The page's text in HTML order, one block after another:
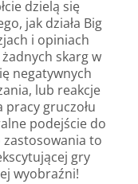
dzielą się
jak działa Big
i opiniach
skarg w
negatywnych
lub reakcje
gruczołu
podejście do
zastosowania to
gry
wyobraźni!